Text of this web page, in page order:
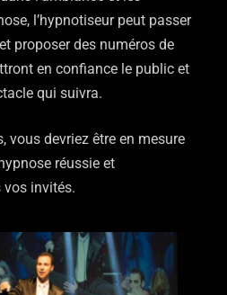
l’hypnotiseur peut passer
proposer des numéros de
en confiance le public et
qui suivra.
vous devriez être en mesure
réussie et
invités.